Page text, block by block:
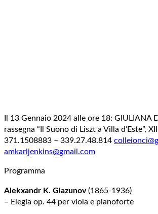
Il 13 Gennaio 2024 alle ore 18: GIULIANA
rassegna “Il Suono di Liszt a Villa
371.1508883 – 339.27.48.814
amkarljenkins@gmail.com
Programma
Alekxandr K. Glazunov(1865-1936)
– Elegia op. 44 per viola e pianoforte